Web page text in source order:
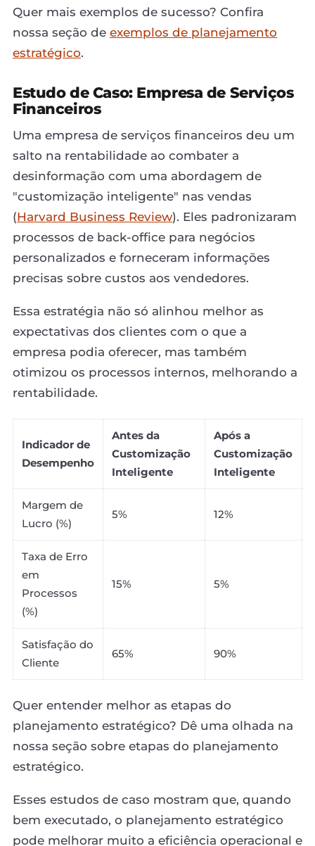
Quer mais exemplos de sucesso? Confira
nossa seção de exemplos de planejamento
estratégico.
Estudo de Caso: Empresa de Serviços
Financeiros
Uma empresa de serviços financeiros deu um
salto na rentabilidade ao combater a
desinformação com uma abordagem de
"customização inteligente" nas vendas
(Harvard Business Review). Eles padronizaram
processos de back-office para negócios
personalizados e forneceram informações
precisas sobre custos aos vendedores.
Essa estratégia não só alinhou melhor as
expectativas dos clientes com o que a
empresa podia oferecer, mas também
otimizou os processos internos, melhorando a
rentabilidade.
Indicador de
Desempenho
Antes da
Customização
Inteligente
Após a
Customização
Inteligente
Margem de
Lucro (%)
5% 12%
Taxa de Erro
em
Processos
(%)
15% 5%
Satisfação do
Cliente
65% 90%
Quer entender melhor as etapas do
planejamento estratégico? Dê uma olhada na
nossa seção sobre etapas do planejamento
estratégico.
Esses estudos de caso mostram que, quando
bem executado, o planejamento estratégico
pode melhorar muito a eficiência operacional e